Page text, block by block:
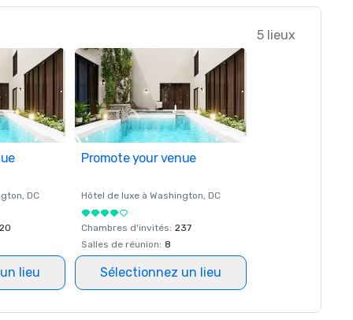
5 lieux
, DC
lieu
Promote your venue
Hôtel de luxe à Washington, DC
Chambres d'invités: 237
Salles de réunion: 8
Sélectionnez un lieu